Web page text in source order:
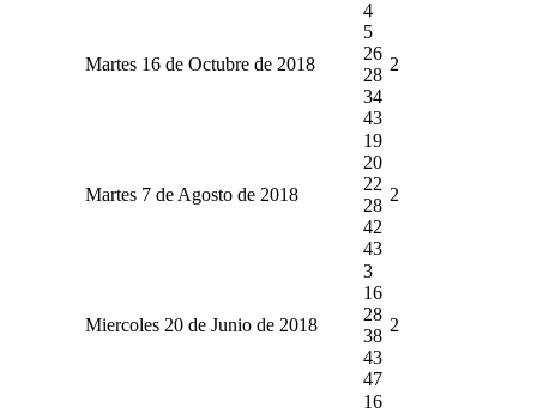
Martes 16 de Octubre de 2018
4
5
26
28
34
43
2
Martes 7 de Agosto de 2018
19
20
22
28
42
43
2
Miercoles 20 de Junio de 2018
3
16
28
38
43
47
2
16